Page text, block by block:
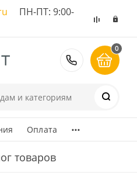
ПН-ПТ: 9:00-
8 (495)
0
Оплата ...
товаров